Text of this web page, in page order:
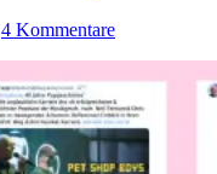
4 Kommentare